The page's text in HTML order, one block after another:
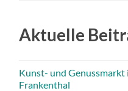
Aktuelle
Kunst- und
Frankenthal